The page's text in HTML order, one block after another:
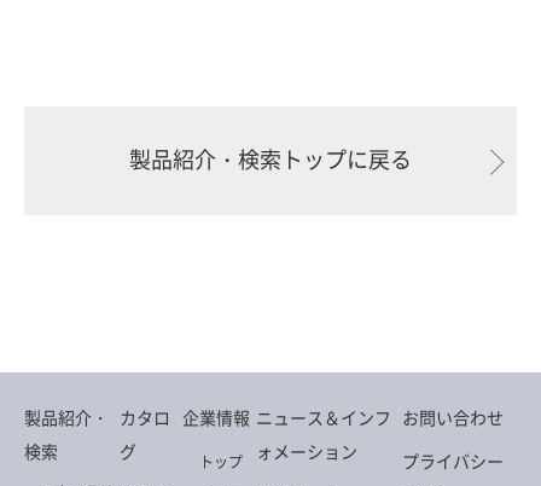
製品紹介・検索トップに戻る
製品紹介・
検索
カタロ
グ
企業情報
トップ
ニュース＆インフ
ォメーション
お問い合わせ
プライバシー